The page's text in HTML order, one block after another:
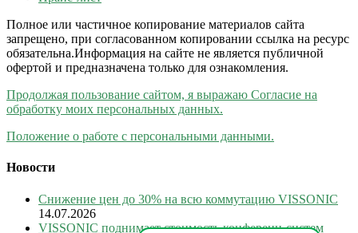
Полное или частичное копирование материалов сайта
запрещено, при согласованном копировании ссылка на ресурс
обязательна.Информация на сайте не является публичной
офертой и предназначена только для ознакомления.
Продолжая пользование сайтом, я выражаю Согласие на
обработку моих персональных данных.
Положение о работе с персональными данными.
Новости
Снижение цен до 30% на всю коммутацию VISSONIC
14.07.2026
VISSONIC поднимает стоимость конференц-систем